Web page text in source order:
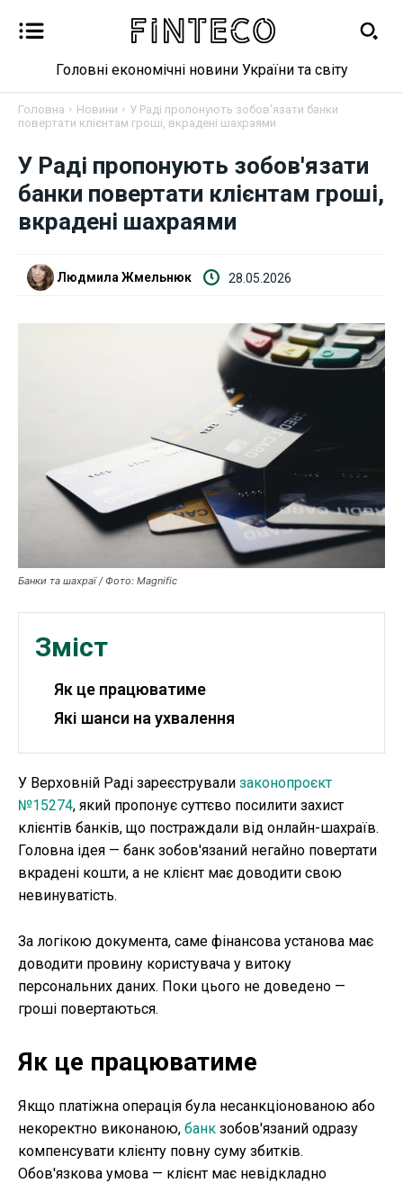
Новини
Бізнес
ФОП
Курс валют
Ми в соц. мережах
Головні економічні новини України та світу
Головна Новини
У Раді пропонують зобов'язати банки
повертати клієнтам гроші, вкрадені шахраями
У Раді пропонують зобов'язати
банки повертати клієнтам гроші,
вкрадені шахраями
Людмила Жмельнюк 28.05.2026
Банки та шахраї / Фото: Magnific
Зміст
Як це працюватиме
Які шанси на ухвалення
У Верховній Раді зареєстрували законопроєкт
№15274, який пропонує суттєво посилити захист
клієнтів банків, що постраждали від онлайн-шахраїв.
Головна ідея — банк зобов'язаний негайно повертати
вкрадені кошти, а не клієнт має доводити свою
невинуватість.
За логікою документа, саме фінансова установа має
доводити провину користувача у витоку
персональних даних. Поки цього не доведено —
гроші повертаються.
Як це працюватиме
Якщо платіжна операція була несанкціонованою або
некоректно виконаною, банк зобов'язаний одразу
компенсувати клієнту повну суму збитків.
Обов'язкова умова — клієнт має невідкладно